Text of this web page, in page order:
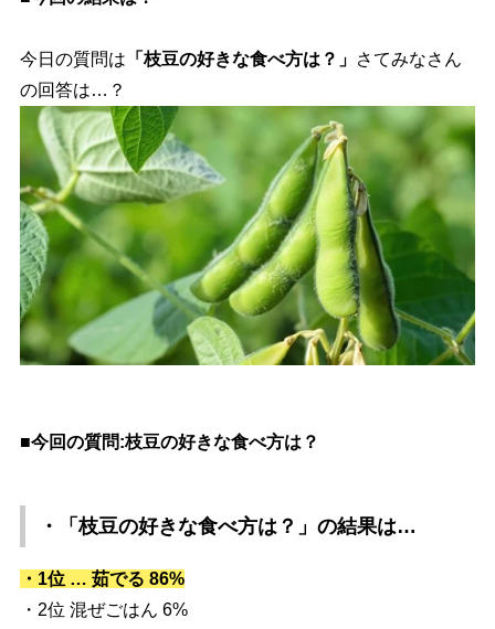
今日の質問は 「枝豆の好きな食べ方は？」 さてみなさん
の回答は…？
■今回の質問:枝豆の好きな食べ方は？
・「枝豆の好きな食べ方は？」 の結果は…
・1位 … 茹でる 86%
・2位 混ぜごはん 6%